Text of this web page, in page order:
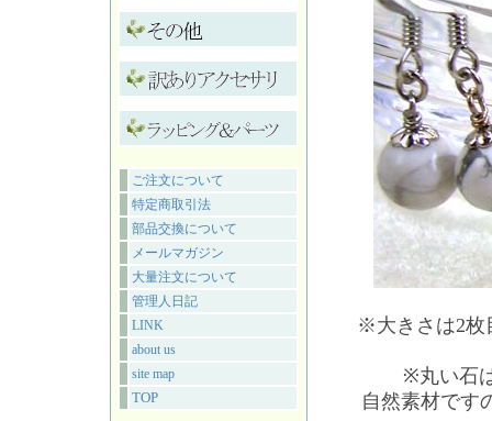
ご注文について
特定商取引法
部品交換について
メールマガジン
大量注文について
管理人日記
LINK
about us
site map
TOP
※大きさは2枚
※丸い石
自然素材です